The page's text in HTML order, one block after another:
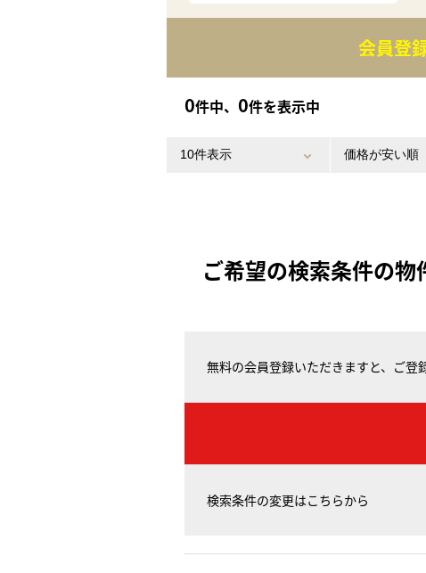
会員登
0件中、 0件を表示中
ご希望の検索条件の物
無料の会員登録いただきますと、ご登
検索条件の変更はこちらから